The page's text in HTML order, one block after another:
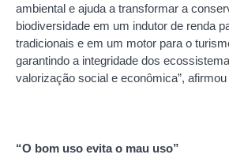
ambiental e ajuda a transformar a
biodiversidade em um indutor de renda
tradicionais e em um motor para o
garantindo a integridade dos
valorização social e econômica”,
“O bom uso evita o mau uso”